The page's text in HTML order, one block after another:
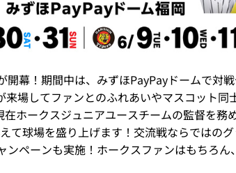
幕！期間中は、みずほPayPayドームで対
場してファンとのふれあいやマスコット
在ホークスジュニアユースチームの監督を
て球場を盛り上げます！交流戦ならではの
ンペーンも実施！ホークスファンはもちろ